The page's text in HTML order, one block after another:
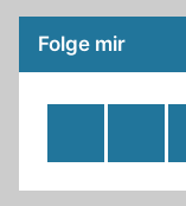
Folge mir
Feed